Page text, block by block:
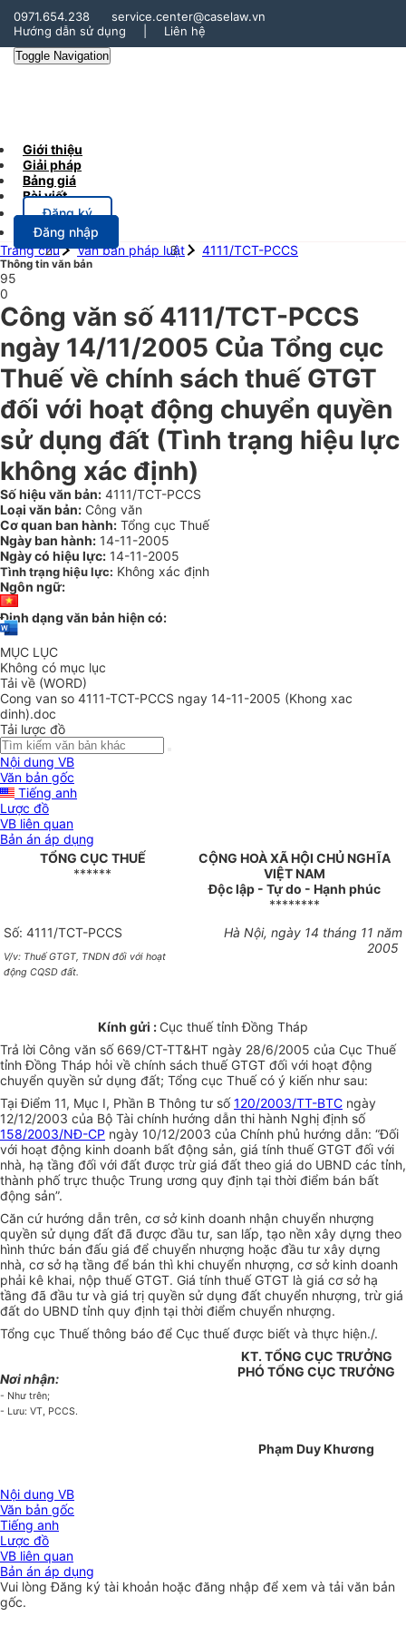
0971.654.238
service.center@caselaw.vn
Hướng dẫn sử dụng
Liên hệ
Toggle Navigation
Giới thiệu
Giải pháp
Bảng giá
Bài viết
Đăng ký
Đăng nhập
Trang chủ
Văn bản pháp luật 4111/TCT-PCCS
Thông tin văn bản
95
0
Công văn số 4111/TCT-PCCS
ngày 14/11/2005 Của Tổng cục
Thuế về chính sách thuế GTGT
đối với hoạt động chuyển quyền
sử dụng đất (Tình trạng hiệu lực
không xác định)
Số hiệu văn bản: 4111/TCT-PCCS
Loại văn bản: Công văn
Cơ quan ban hành: Tổng cục Thuế
Ngày ban hành: 14-11-2005
Ngày có hiệu lực: 14-11-2005
Tình trạng hiệu lực: Không xác định
Ngôn ngữ:
Định dạng văn bản hiện có:
MỤC LỤC
Không có mục lục
Tải về (WORD)
Cong van so 4111-TCT-PCCS ngay 14-11-2005 (Khong xac
dinh).doc
Tải lược đồ
Nội dung VB
Văn bản gốc
Tiếng anh
Lược đồ
VB liên quan
Bản án áp dụng
TỔNG CỤC THUẾ
******
CỘNG HOÀ XÃ HỘI CHỦ NGHĨA
VIỆT NAM
Độc lập - Tự do - Hạnh phúc
********
Số: 4111/TCT-PCCS
V/v: Thuế GTGT, TNDN đối với hoạt
động CQSD đất.
Hà Nội, ngày 14 tháng 11 năm
2005
Kính gửi : Cục thuế tỉnh Đồng Tháp
Trả lời Công văn số 669/CT-TT&HT ngày 28/6/2005 của Cục Thuế
tỉnh Đồng Tháp hỏi về chính sách thuế GTGT đối với hoạt động
chuyển quyền sử dụng đất; Tổng cục Thuế có ý kiến như sau:
Tại Điểm 11, Mục I, Phần B Thông tư số120/2003/TT-BTC ngày
12/12/2003 của Bộ Tài chính hướng dẫn thi hành Nghị định số
158/2003/NĐ-CP ngày 10/12/2003 của Chính phủ hướng dẫn: “Đối
với hoạt động kinh doanh bất động sản, giá tính thuế GTGT đối với
nhà, hạ tầng đối với đất được trừ giá đất theo giá do UBND các tỉnh,
thành phố trực thuộc Trung ương quy định tại thời điểm bán bất
động sản”.
Căn cứ hướng dẫn trên, cơ sở kinh doanh nhận chuyển nhượng
quyền sử dụng đất đã được đầu tư, san lấp, tạo nền xây dựng theo
hình thức bán đấu giá để chuyển nhượng hoặc đầu tư xây dựng
nhà, cơ sở hạ tầng để bán thì khi chuyển nhượng, cơ sở kinh doanh
phải kê khai, nộp thuế GTGT. Giá tính thuế GTGT là giá cơ sở hạ
tầng đã đầu tư và giá trị quyền sử dụng đất chuyển nhượng, trừ giá
đất do UBND tỉnh quy định tại thời điểm chuyển nhượng.
Tổng cục Thuế thông báo để Cục thuế được biết và thực hiện./.
Nơi nhận:
- Như trên;
- Lưu: VT, PCCS.
KT. TỔNG CỤC TRƯỞNG
PHÓ TỔNG CỤC TRƯỞNG
Phạm Duy Khương
Nội dung VB
Văn bản gốc
Tiếng anh
Lược đồ
VB liên quan
Bản án áp dụng
Vui lòngĐăng ký tài khoản hoặc đăng nhập để xem và tải văn bản
gốc.